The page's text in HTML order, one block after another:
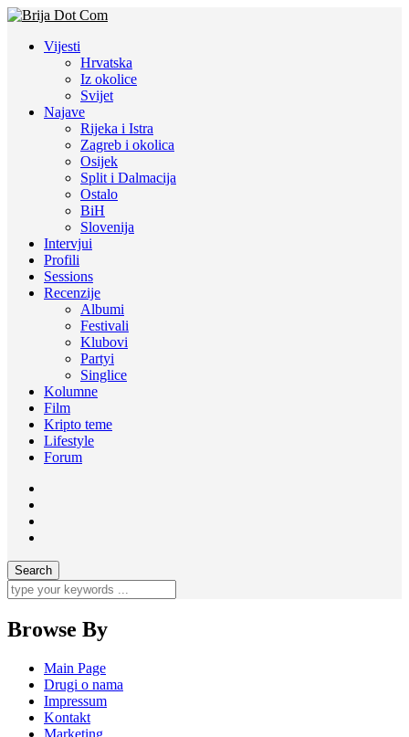
Vijesti
Hrvatska
Iz okolice
Svijet
Najave
Rijeka i Istra
Zagreb i okolica
Osijek
Split i Dalmacija
Ostalo
BiH
Slovenija
Intervjui
Profili
Sessions
Recenzije
Albumi
Festivali
Klubovi
Partyi
Singlice
Kolumne
Film
Kripto teme
Lifestyle
Forum
Browse By
Main Page
Drugi o nama
Impressum
Kontakt
Marketing